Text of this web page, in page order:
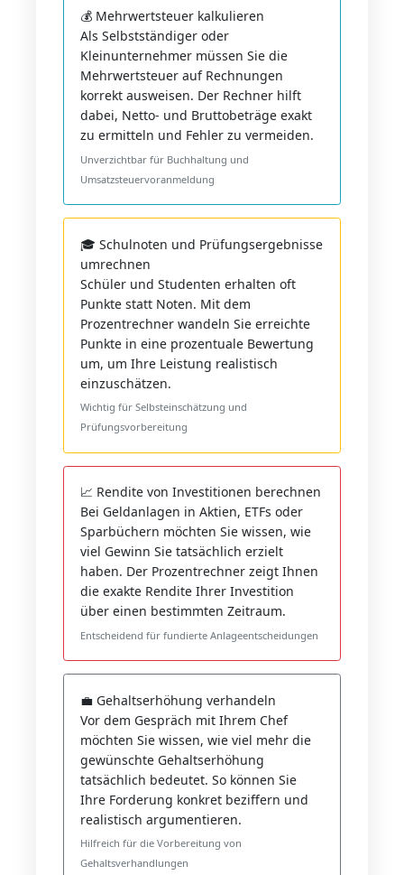
💰 Mehrwertsteuer kalkulieren
Als Selbstständiger oder
Kleinunternehmer müssen Sie die
Mehrwertsteuer auf Rechnungen
korrekt ausweisen. Der Rechner hilft
dabei, Netto- und Bruttobeträge exakt
zu ermitteln und Fehler zu vermeiden.
Unverzichtbar für Buchhaltung und
Umsatzsteuervoranmeldung
🎓 Schulnoten und Prüfungsergebnisse
umrechnen
Schüler und Studenten erhalten oft
Punkte statt Noten. Mit dem
Prozentrechner wandeln Sie erreichte
Punkte in eine prozentuale Bewertung
um, um Ihre Leistung realistisch
einzuschätzen.
Wichtig für Selbsteinschätzung und
Prüfungsvorbereitung
📈 Rendite von Investitionen berechnen
Bei Geldanlagen in Aktien, ETFs oder
Sparbüchern möchten Sie wissen, wie
viel Gewinn Sie tatsächlich erzielt
haben. Der Prozentrechner zeigt Ihnen
die exakte Rendite Ihrer Investition
über einen bestimmten Zeitraum.
Entscheidend für fundierte Anlageentscheidungen
💼 Gehaltserhöhung verhandeln
Vor dem Gespräch mit Ihrem Chef
möchten Sie wissen, wie viel mehr die
gewünschte Gehaltserhöhung
tatsächlich bedeutet. So können Sie
Ihre Forderung konkret beziffern und
realistisch argumentieren.
Hilfreich für die Vorbereitung von
Gehaltsverhandlungen